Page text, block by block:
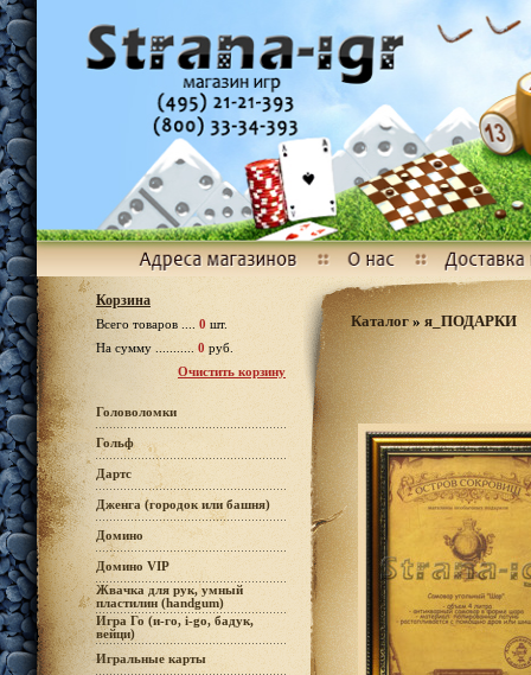
Корзина
Всего товаров .... 0 шт.
На сумму ...........0 руб.
Очистить корзину
Головоломки
Гольф
Дартс
Дженга (городок или башня)
Домино
Домино VIP
Жвачка для рук, умный
пластилин (handgum)
Игра Го (и-го, i-go, бадук,
вейци)
Игральные карты
Каталог»я_ПОДАРКИ